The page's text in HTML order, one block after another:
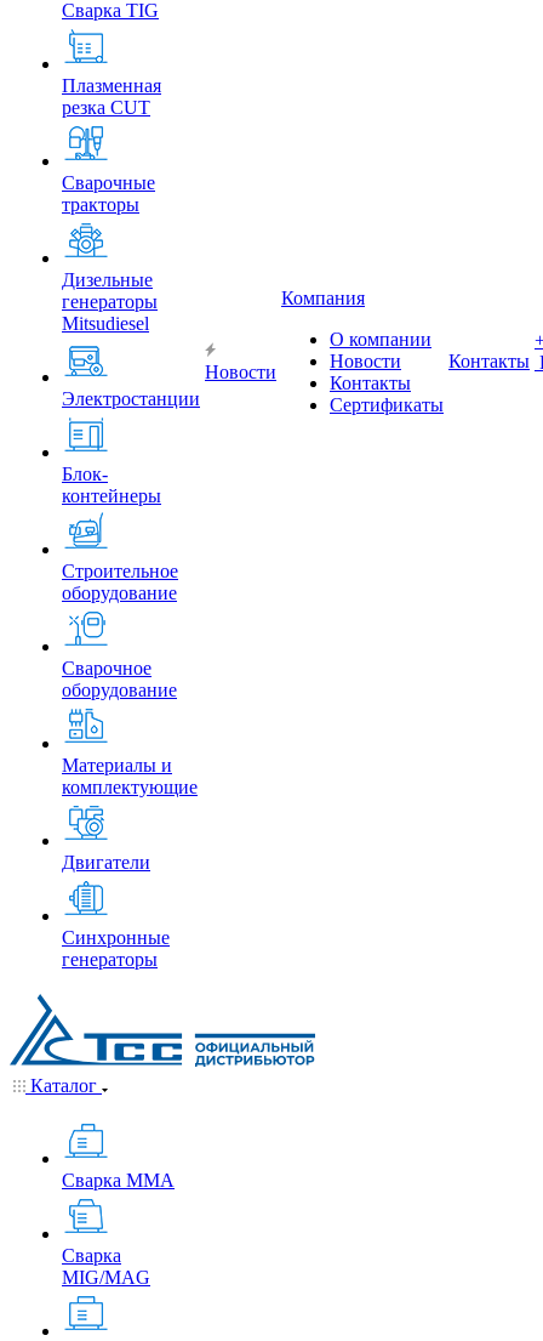
Сварка TIG
Плазменная
резка CUT
Сварочные
тракторы
Дизельные
генераторы
Mitsudiesel
Электростанции
Блок-
контейнеры
Строительное
оборудование
Сварочное
оборудование
Материалы и
комплектующие
Двигатели
Синхронные
генераторы
Новости
Компания
О компании
Новости
Контакты
Сертификаты
Контакты
Каталог
Сварка MMA
Сварка
MIG/MAG